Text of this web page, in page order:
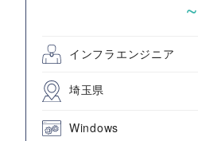
~
インフラエンジニア
埼玉県
Windows